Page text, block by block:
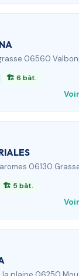
06560
🏗 6 bât.
06130
🏗 5 bât.